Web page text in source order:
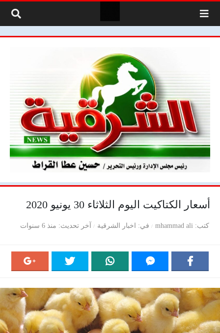
أسعار الكتاكيت اليوم الثلاثاء 30 يونيو 2020
كتب mhammad ali في اخبار الشرقية آخر تحديث منذ 6 سنوات